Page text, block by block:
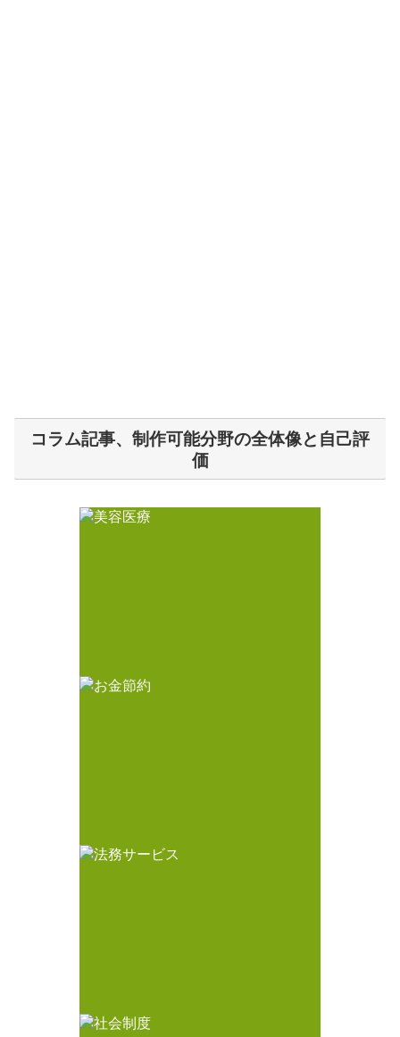
コラム記事、制作可能分野の全体像と自己評
価